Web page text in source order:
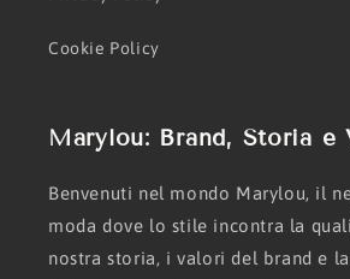
Cookie Policy
Marylou: Brand, Storia e
Benvenuti nel mondo Marylou, il
moda dove lo stile incontra la
nostra storia, i valori del brand e